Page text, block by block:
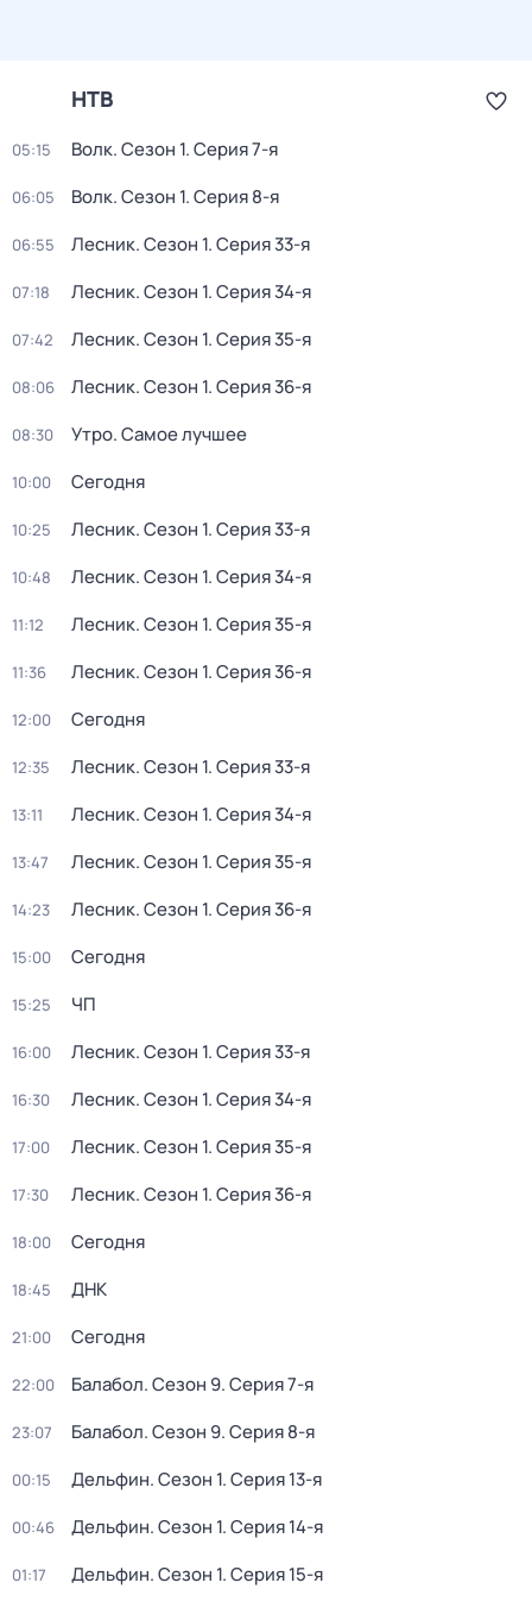
НТВ
05:15 Волк. Сезон 1. Серия 7-я
06:05 Волк. Сезон 1. Серия 8-я
06:55 Лесник. Сезон 1. Серия 33-я
07:18 Лесник. Сезон 1. Серия 34-я
07:42 Лесник. Сезон 1. Серия 35-я
08:06 Лесник. Сезон 1. Серия 36-я
08:30 Утро. Самое лучшее
10:00 Сегодня
10:25 Лесник. Сезон 1. Серия 33-я
10:48 Лесник. Сезон 1. Серия 34-я
11:12 Лесник. Сезон 1. Серия 35-я
11:36 Лесник. Сезон 1. Серия 36-я
12:00 Сегодня
12:35 Лесник. Сезон 1. Серия 33-я
13:11 Лесник. Сезон 1. Серия 34-я
13:47 Лесник. Сезон 1. Серия 35-я
14:23 Лесник. Сезон 1. Серия 36-я
15:00 Сегодня
15:25 ЧП
16:00 Лесник. Сезон 1. Серия 33-я
16:30 Лесник. Сезон 1. Серия 34-я
17:00 Лесник. Сезон 1. Серия 35-я
17:30 Лесник. Сезон 1. Серия 36-я
18:00 Сегодня
18:45 ДНК
21:00 Сегодня
22:00 Балабол. Сезон 9. Серия 7-я
23:07 Балабол. Сезон 9. Серия 8-я
00:15 Дельфин. Сезон 1. Серия 13-я
00:46 Дельфин. Сезон 1. Серия 14-я
01:17 Дельфин. Сезон 1. Серия 15-я